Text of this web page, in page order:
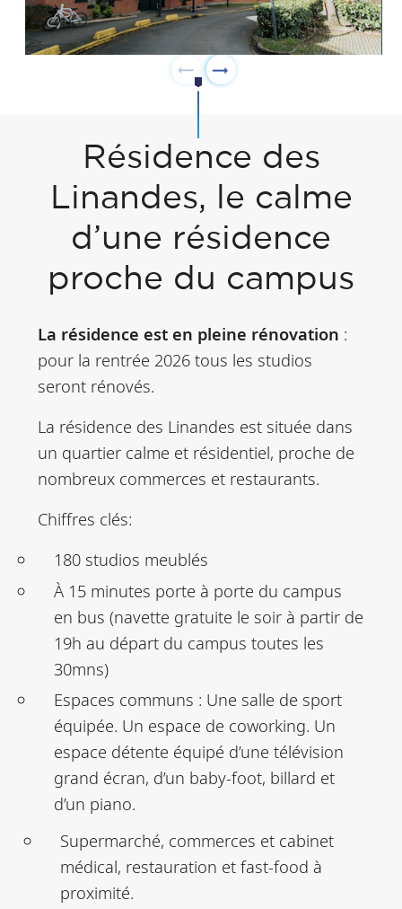
Résidence des
Linandes, le calme
d’une résidence
proche du campus
La résidence est en pleine rénovation :
pour la rentrée 2026 tous les studios
seront rénovés.
La résidence des Linandes est située dans
un quartier calme et résidentiel, proche de
nombreux commerces et restaurants.
Chiffres clés:
180 studios meublés
À 15 minutes porte à porte du campus
en bus (navette gratuite le soir à partir de
19h au départ du campus toutes les
30mns)
Espaces communs : Une salle de sport
équipée. Un espace de coworking. Un
espace détente équipé d’une télévision
grand écran, d’un baby-foot, billard et
d’un piano.
Supermarché, commerces et cabinet
médical, restauration et fast-food à
proximité.